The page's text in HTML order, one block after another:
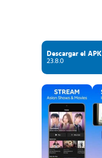
Descargar el APK
23.8.0